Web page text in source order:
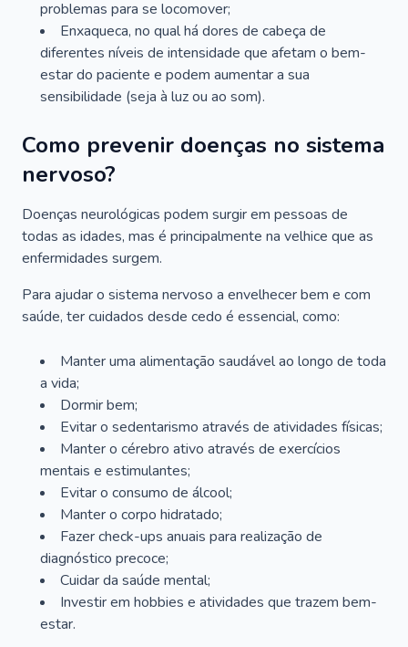
problemas para se locomover;
Enxaqueca, no qual há dores de cabeça de
diferentes níveis de intensidade que afetam o bem-
estar do paciente e podem aumentar a sua
sensibilidade (seja à luz ou ao som).
Como prevenir doenças no sistema
nervoso?
Doenças neurológicas podem surgir em pessoas de
todas as idades, mas é principalmente na velhice que as
enfermidades surgem.
Para ajudar o sistema nervoso a envelhecer bem e com
saúde, ter cuidados desde cedo é essencial, como:
Manter uma alimentação saudável ao longo de toda
a vida;
Dormir bem;
Evitar o sedentarismo através de atividades físicas;
Manter o cérebro ativo através de exercícios
mentais e estimulantes;
Evitar o consumo de álcool;
Manter o corpo hidratado;
Fazer check-ups anuais para realização de
diagnóstico precoce;
Cuidar da saúde mental;
Investir em hobbies e atividades que trazem bem-
estar.